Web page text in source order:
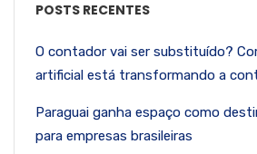
POSTS RECENTES
O contador vai ser substituído?
artificial está transformando a
Paraguai ganha espaço como
para empresas brasileiras